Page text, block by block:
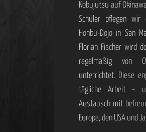
Kobujutsu auf
Schüler pflegen wir
Honbu-Dojo in San
Florian Fischer wird
regelmäßig von
unterrichtet. Diese
tägliche Arbeit –
Austausch mit
Europa, den USA und